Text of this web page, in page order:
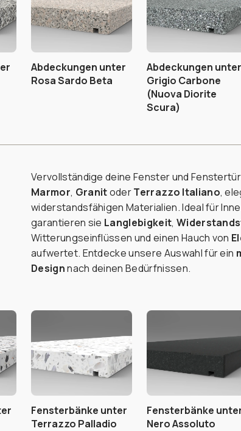
Abdeckungen unter
Rosa Sardo Beta
Abdeckungen unter
Grigio Carbone
(Nuova Diorite
Scura)
Vervollständige deine Fenster und
Marmor, GranitoderTerrazzo Italiano,
widerstandsfähigen Materialien. Ideal für
garantieren sie Langlebigkeit,
Witterungseinflüssen und einen Hauch von
aufwertet. Entdecke unsere Auswahl für ein
Designnach deinen Bedürfnissen.
Fensterbänke unter
Terrazzo Palladio
Fensterbänke
Nero Assoluto